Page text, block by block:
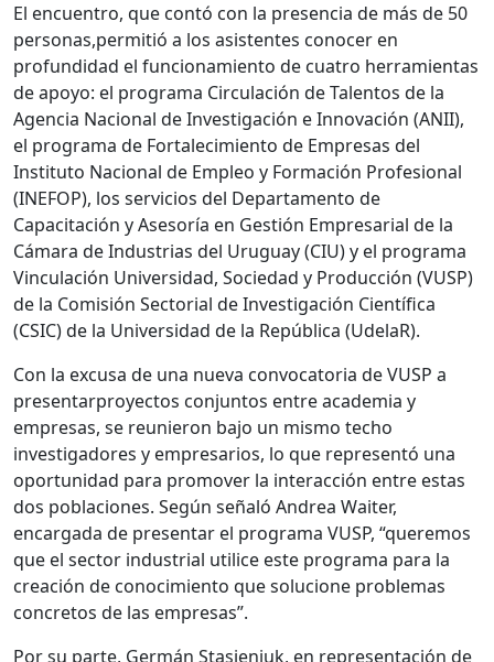
El encuentro, que contó con la presencia de más de 50
personas,permitió a los asistentes conocer en
profundidad el funcionamiento de cuatro herramientas
de apoyo: el programa Circulación de Talentos de la
Agencia Nacional de Investigación e Innovación (ANII),
el programa de Fortalecimiento de Empresas del
Instituto Nacional de Empleo y Formación Profesional
(INEFOP), los servicios del Departamento de
Capacitación y Asesoría en Gestión Empresarial de la
Cámara de Industrias del Uruguay (CIU) y el programa
Vinculación Universidad, Sociedad y Producción (VUSP)
de la Comisión Sectorial de Investigación Científica
(CSIC) de la Universidad de la República (UdelaR).
Con la excusa de una nueva convocatoria de VUSP a
presentarproyectos conjuntos entre academia y
empresas, se reunieron bajo un mismo techo
investigadores y empresarios, lo que representó una
oportunidad para promover la interacción entre estas
dos poblaciones. Según señaló Andrea Waiter,
encargada de presentar el programa VUSP, “queremos
que el sector industrial utilice este programa para la
creación de conocimiento que solucione problemas
concretos de las empresas”.
Por su parte, Germán Stasieniuk, en representación de